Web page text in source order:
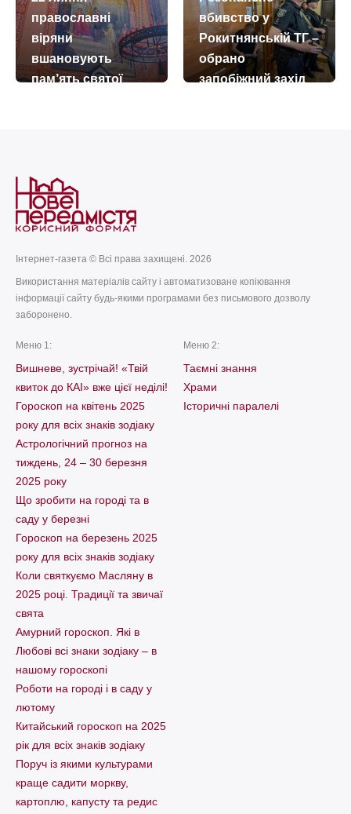
також ікону Божої
Матері
“Економісса”
today remove_red_eye
православні
віряни
вшановують
пам’ять святої
вбивство у
Рокитнянській ТГ –
обрано
запобіжний захід
Інтернет-газета © Всі права захищені. 2026
Використання матеріалів сайту і автоматизоване копіювання
інформації сайту будь-якими програмами без письмового дозволу
заборонено.
Меню 1:
Вишневе, зустрічай! «Твій
квиток до КАІ» вже цієї неділі!
Гороскоп на квітень 2025
року для всіх знаків зодіаку
Астрологічний прогноз на
тиждень, 24 – 30 березня
2025 року
Що зробити на городі та в
саду у березні
Гороскоп на березень 2025
року для всіх знаків зодіаку
Коли святкуємо Масляну в
2025 році. Традиції та звичаї
свята
Амурний гороскоп. Які в
Любові всі знаки зодіаку – в
нашому гороскопі
Pоботи на городі і в саду у
лютому
Китайський гороскоп на 2025
рік для всіх знаків зодіаку
Поруч із якими культурами
краще садити моркву,
картоплю, капусту та редис
Меню 2:
Таємні знання
Храми
Історичні паралелі